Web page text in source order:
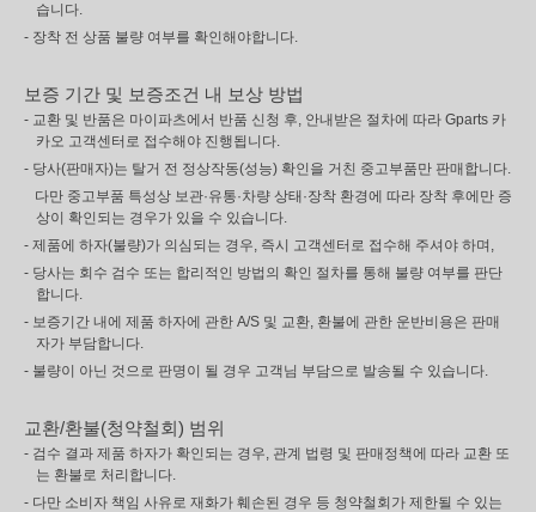
습니다.
- 장착 전 상품 불량 여부를 확인해야합니다.
보증 기간 및 보증조건 내 보상 방법
- 교환 및 반품은 마이파츠에서 반품 신청 후, 안내받은 절차에 따라 Gparts 카
카오 고객센터로 접수해야 진행됩니다.
- 당사(판매자)는 탈거 전 정상작동(성능) 확인을 거친 중고부품만 판매합니다.
다만 중고부품 특성상 보관·유통·차량 상태·장착 환경에 따라 장착 후에만 증
상이 확인되는 경우가 있을 수 있습니다.
- 제품에 하자(불량)가 의심되는 경우, 즉시 고객센터로 접수해 주셔야 하며,
- 당사는 회수 검수 또는 합리적인 방법의 확인 절차를 통해 불량 여부를 판단
합니다.
- 보증기간 내에 제품 하자에 관한 A/S 및 교환, 환불에 관한 운반비용은 판매
자가 부담합니다.
- 불량이 아닌 것으로 판명이 될 경우 고객님 부담으로 발송될 수 있습니다.
교환/환불(청약철회) 범위
- 검수 결과 제품 하자가 확인되는 경우, 관계 법령 및 판매정책에 따라 교환 또
는 환불로 처리합니다.
- 다만 소비자 책임 사유로 재화가 훼손된 경우 등 청약철회가 제한될 수 있는